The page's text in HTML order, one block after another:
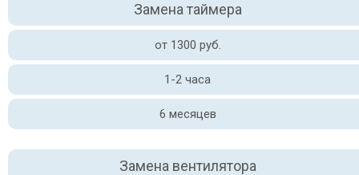
Замена таймера
от 1300 руб.
1-2 часа
6 месяцев
Замена вентилятора